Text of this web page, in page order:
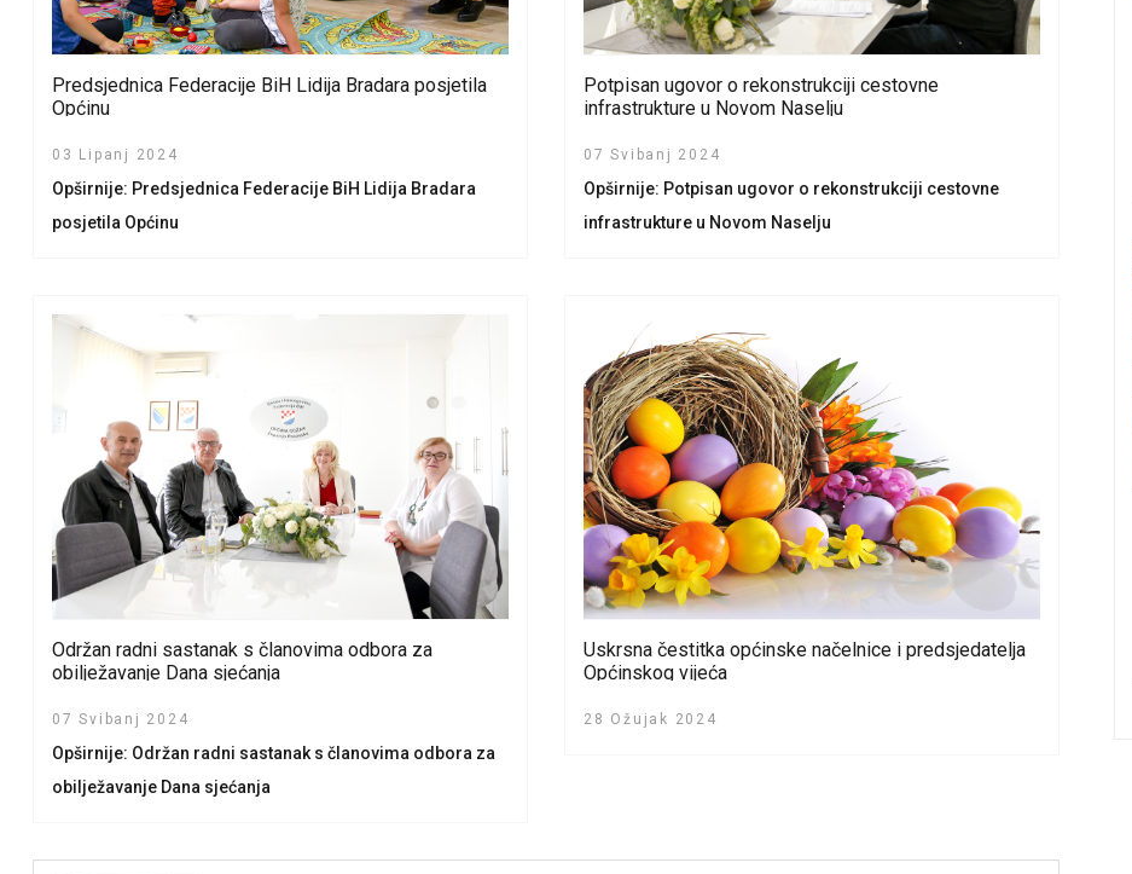
Predsjednica Federacije BiH Lidija Bradara posjetila
Općinu
03 Lipanj 2024
Opširnije: Predsjednica Federacije BiH Lidija Bradara
posjetila Općinu
Potpisan ugovor o rekonstrukciji cestovne
infrastrukture u Novom Naselju
07 Svibanj 2024
Opširnije: Potpisan ugovor o rekonstrukciji cestovne
infrastrukture u Novom Naselju
Održan radni sastanak s članovima odbora za
obilježavanje Dana sjećanja
07 Svibanj 2024
Opširnije: Održan radni sastanak s članovima odbora za
obilježavanje Dana sjećanja
Uskrsna čestitka općinske načelnice i predsjedatelja
Općinskog vijeća
28 Ožujak 2024